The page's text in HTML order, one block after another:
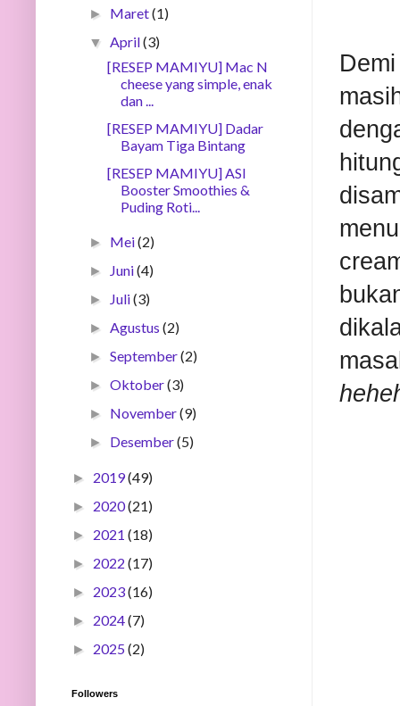
► Maret(1)
▼April(3)
[RESEP MAMIYU] Mac N
cheese yang simple, enak
dan ...
[RESEP MAMIYU] Dadar
Bayam Tiga Bintang
[RESEP MAMIYU] ASI
Booster Smoothies &
Puding Roti...
► Mei(2)
► Juni(4)
► Juli(3)
►Agustus(2)
►September(2)
►Oktober(3)
► November(9)
► Desember(5)
► 2019(49)
► 2020(21)
► 2021 (18)
► 2022 (17)
► 2023(16)
► 2024(7)
► 2025(2)
Followers